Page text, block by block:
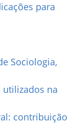
para
Sociologia,
utilizados na
contribuição